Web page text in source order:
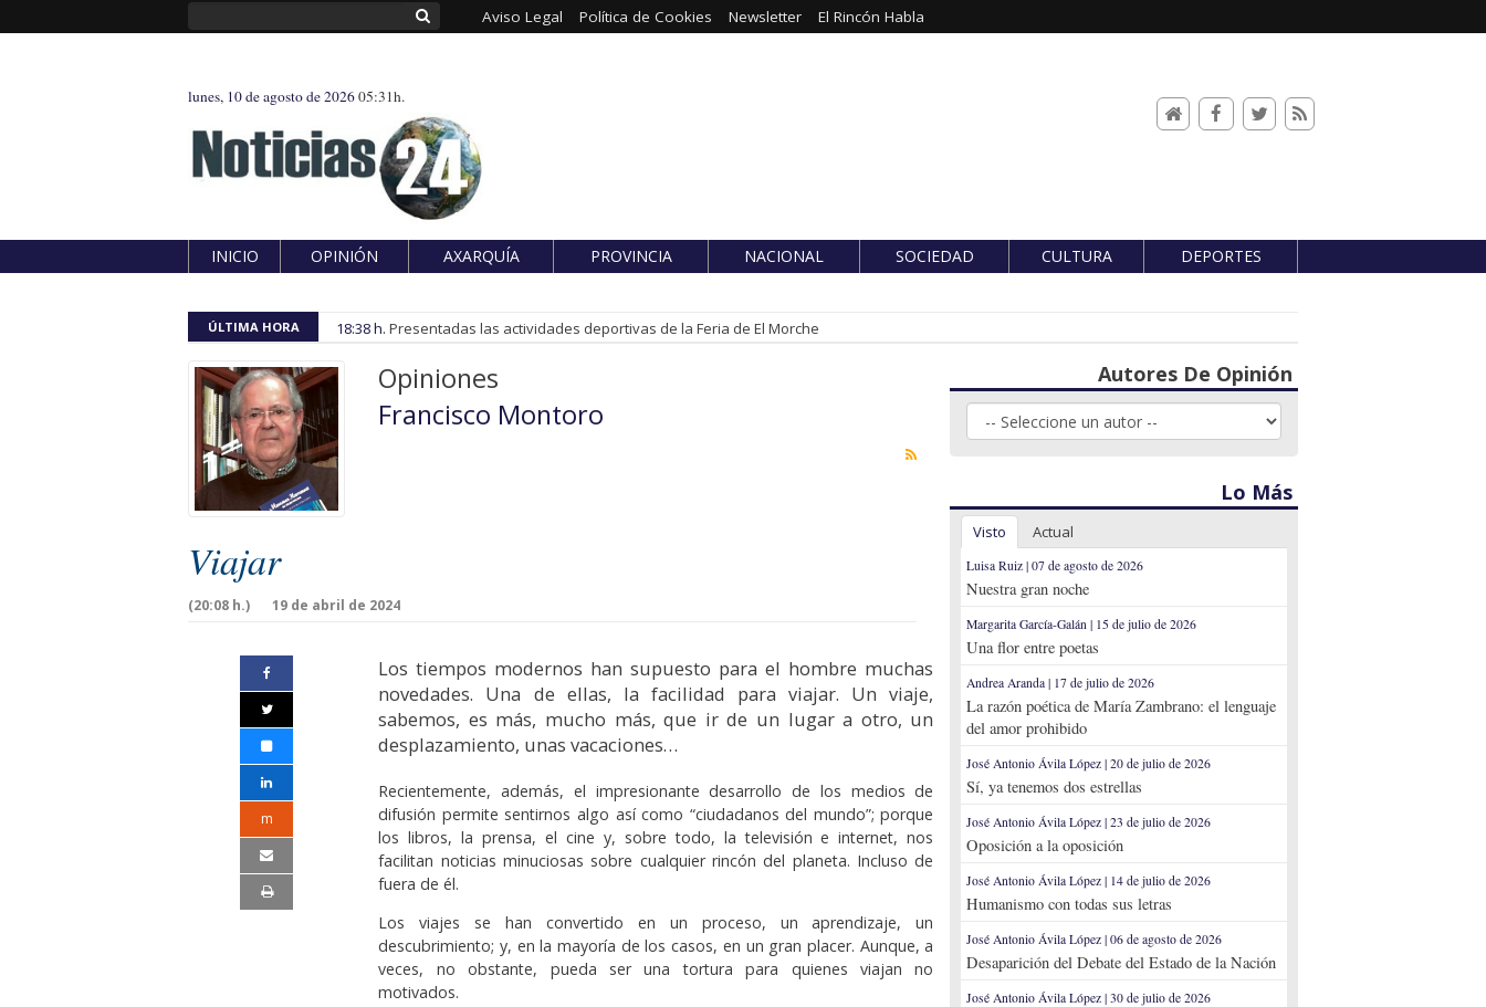
Aviso Legal Política de Cookies Newsletter El Rincón Habla
lunes, 10 de agosto de 202605:31h.
INICIO OPINIÓN AXARQUÍA PROVINCIA NACIONAL SOCIEDAD CULTURA DEPORTES
ÚLTIMA HORA 18:38 h. Presentadas las actividades deportivas de la Feria de El Morche
Opiniones
Francisco Montoro
Viajar
19 de abril de 2024
(20:08 h.)
m
Los tiempos modernos han supuesto para el hombre muchas
novedades. Una de ellas, la facilidad para viajar. Un viaje,
sabemos, es más, mucho más, que ir de un lugar a otro, un
desplazamiento, unas vacaciones…
Recientemente, además, el impresionante desa­rrol­lo de los medios de
difusión permite sentirnos algo así como “ciuda­da­nos del mundo”; porque
los libros, la prensa, el cine y, sobre todo, la televisión e internet, nos
facilitan noticias mi­nucio­sas sobre cualquier rincón del planeta. Incluso de
fuera de él.
Los viajes se han convertido en un proceso, un aprendizaje, un
descubrimiento; y, en la mayoría de los casos, en un gran placer. Aunque, a
veces, no obstante, pueda ser una tortura para quienes viajan no
motivados.
Autores De Opinión
Lo Más
Visto Actual
Luisa Ruiz | 07 de agosto de 2026
Nuestra gran noche
Margarita García-Galán | 15 de julio de 2026
Una flor entre poetas
Andrea Aranda | 17 de julio de 2026
La razón poética de María Zambrano: el lenguaje
del amor prohibido
José Antonio Ávila López | 20 de julio de 2026
Sí, ya tenemos dos estrellas
José Antonio Ávila López | 23 de julio de 2026
Oposición a la oposición
José Antonio Ávila López | 14 de julio de 2026
Humanismo con todas sus letras
José Antonio Ávila López | 06 de agosto de 2026
Desaparición del Debate del Estado de la Nación
José Antonio Ávila López | 30 de julio de 2026